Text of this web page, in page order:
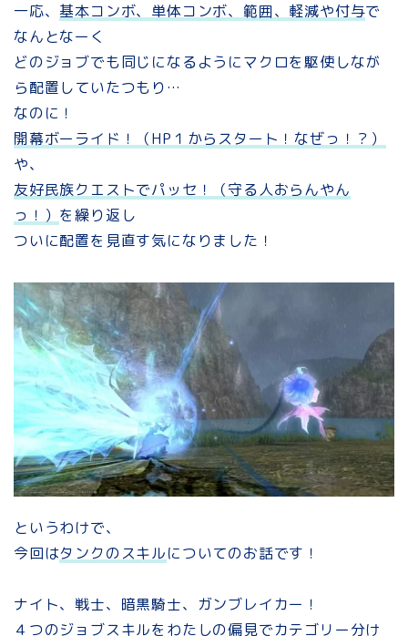
一応、基本コンボ、単体コンボ、範囲、軽減や付与で
なんとなーく
どのジョブでも同じになるようにマクロを駆使しなが
ら配置していたつもり…
なのに！
開幕ボーライド！（HP１からスタート！なぜっ！？）
や、
友好民族クエストでパッセ！（守る人おらんやん
っ！） を繰り返し
ついに配置を見直す気になりました！
というわけで、
今回はタンクのスキルについてのお話です！
ナイト、戦士、暗黒騎士、ガンブレイカー！
４つのジョブスキルをわたしの偏見でカテゴリー分け